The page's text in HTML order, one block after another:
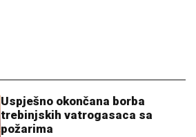
Uspješno okončana borba
trebinjskih vatrogasaca sa
požarima